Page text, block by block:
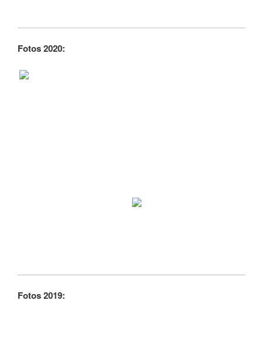
Fotos 2020:
Fotos 2019: